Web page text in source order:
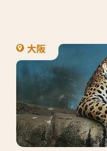
大阪